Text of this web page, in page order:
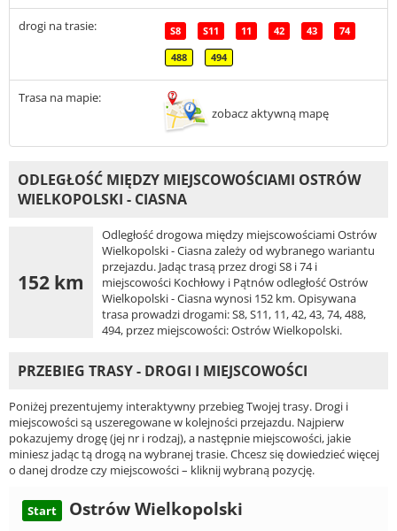
drogi na trasie: S8 S11 11 42 43 74
488 494
Trasa na mapie:
zobacz aktywną mapę
ODLEGŁOŚĆ MIĘDZY MIEJSCOWOŚCIAMI OSTRÓW
WIELKOPOLSKI - CIASNA
152 km
Odległość drogowa między miejscowościami Ostrów
Wielkopolski - Ciasna zależy od wybranego wariantu
przejazdu. Jadąc trasą przez drogi S8 i 74 i
miejscowości Kochłowy i Pątnów odległość Ostrów
Wielkopolski - Ciasna wynosi 152 km. Opisywana
trasa prowadzi drogami: S8, S11, 11, 42, 43, 74, 488,
494, przez miejscowości: Ostrów Wielkopolski.
PRZEBIEG TRASY - DROGI I MIEJSCOWOŚCI
Poniżej prezentujemy interaktywny przebieg Twojej trasy. Drogi i
miejscowości są uszeregowane w kolejności przejazdu. Najpierw
pokazujemy drogę (jej nr i rodzaj), a następnie miejscowości, jakie
miniesz jadąc tą drogą na wybranej trasie. Chcesz się dowiedzieć więcej
o danej drodze czy miejscowości – kliknij wybraną pozycję.
Start Ostrów Wielkopolski